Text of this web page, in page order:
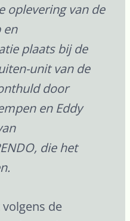
oplevering van de
en
plaats bij de
unit van de
door
en Eddy
die het
de